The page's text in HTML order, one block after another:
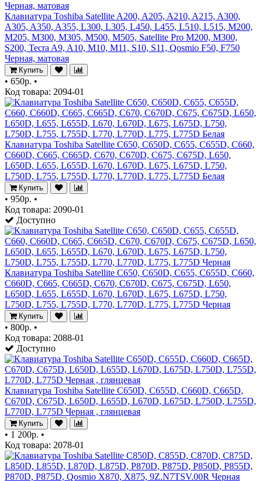
Клавиатура Toshiba Satellite A200, A205, A210, A215, A300,
A305, A350, A355, L300, L305, L450, L455, L510, L515, M200,
M205, M300, M305, M500, M505, Satellite Pro M200, M300,
S200, Tecra A9, A10, M10, M11, S10, S11, Qosmio F50, F750
Черная, матовая
Купить
• 650р. •
Код товара: 2094-01
Клавиатура Toshiba Satellite C650, C650D, C655, C655D, C660,
C660D, C665, C665D, C670, C670D, C675, C675D, L650,
L650D, L655, L655D, L670, L670D, L675, L675D, L750,
L750D, L755, L755D, L770, L770D, L775, L775D Белая
Купить
• 950р. •
Код товара: 2090-01
Доступно
Клавиатура Toshiba Satellite C650, C650D, C655, C655D, C660,
C660D, C665, C665D, C670, C670D, C675, C675D, L650,
L650D, L655, L655D, L670, L670D, L675, L675D, L750,
L750D, L755, L755D, L770, L770D, L775, L775D Черная
Купить
• 800р. •
Код товара: 2088-01
Доступно
Клавиатура Toshiba Satellite C650D, C655D, C660D, C665D,
C670D, C675D, L650D, L655D, L670D, L675D, L750D, L755D,
L770D, L775D Черная , глянцевая
Купить
• 1 200р. •
Код товара: 2078-01